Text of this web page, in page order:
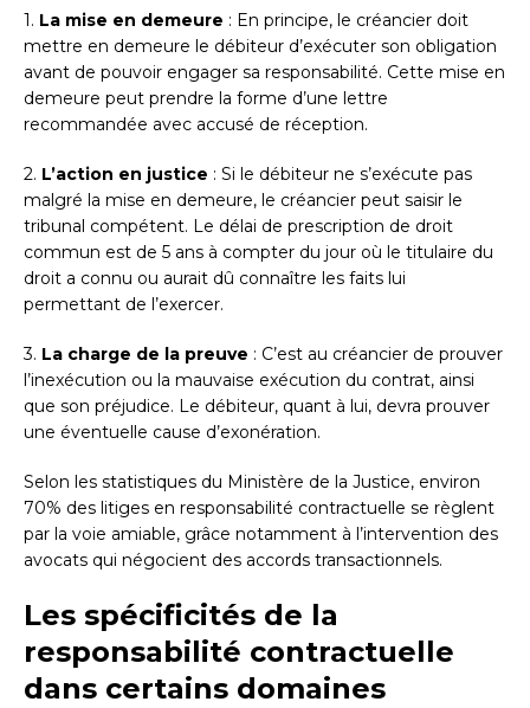
1. La mise en demeure : En principe, le créancier doit
mettre en demeure le débiteur d’exécuter son obligation
avant de pouvoir engager sa responsabilité. Cette mise en
demeure peut prendre la forme d’une lettre
recommandée avec accusé de réception.
2. L’action en justice : Si le débiteur ne s’exécute pas
malgré la mise en demeure, le créancier peut saisir le
tribunal compétent. Le délai de prescription de droit
commun est de 5 ans à compter du jour où le titulaire du
droit a connu ou aurait dû connaître les faits lui
permettant de l’exercer.
3. La charge de la preuve : C’est au créancier de prouver
l’inexécution ou la mauvaise exécution du contrat, ainsi
que son préjudice. Le débiteur, quant à lui, devra prouver
une éventuelle cause d’exonération.
Selon les statistiques du Ministère de la Justice, environ
70% des litiges en responsabilité contractuelle se règlent
par la voie amiable, grâce notamment à l’intervention des
avocats qui négocient des accords transactionnels.
Les spécificités de la
responsabilité contractuelle
dans certains domaines